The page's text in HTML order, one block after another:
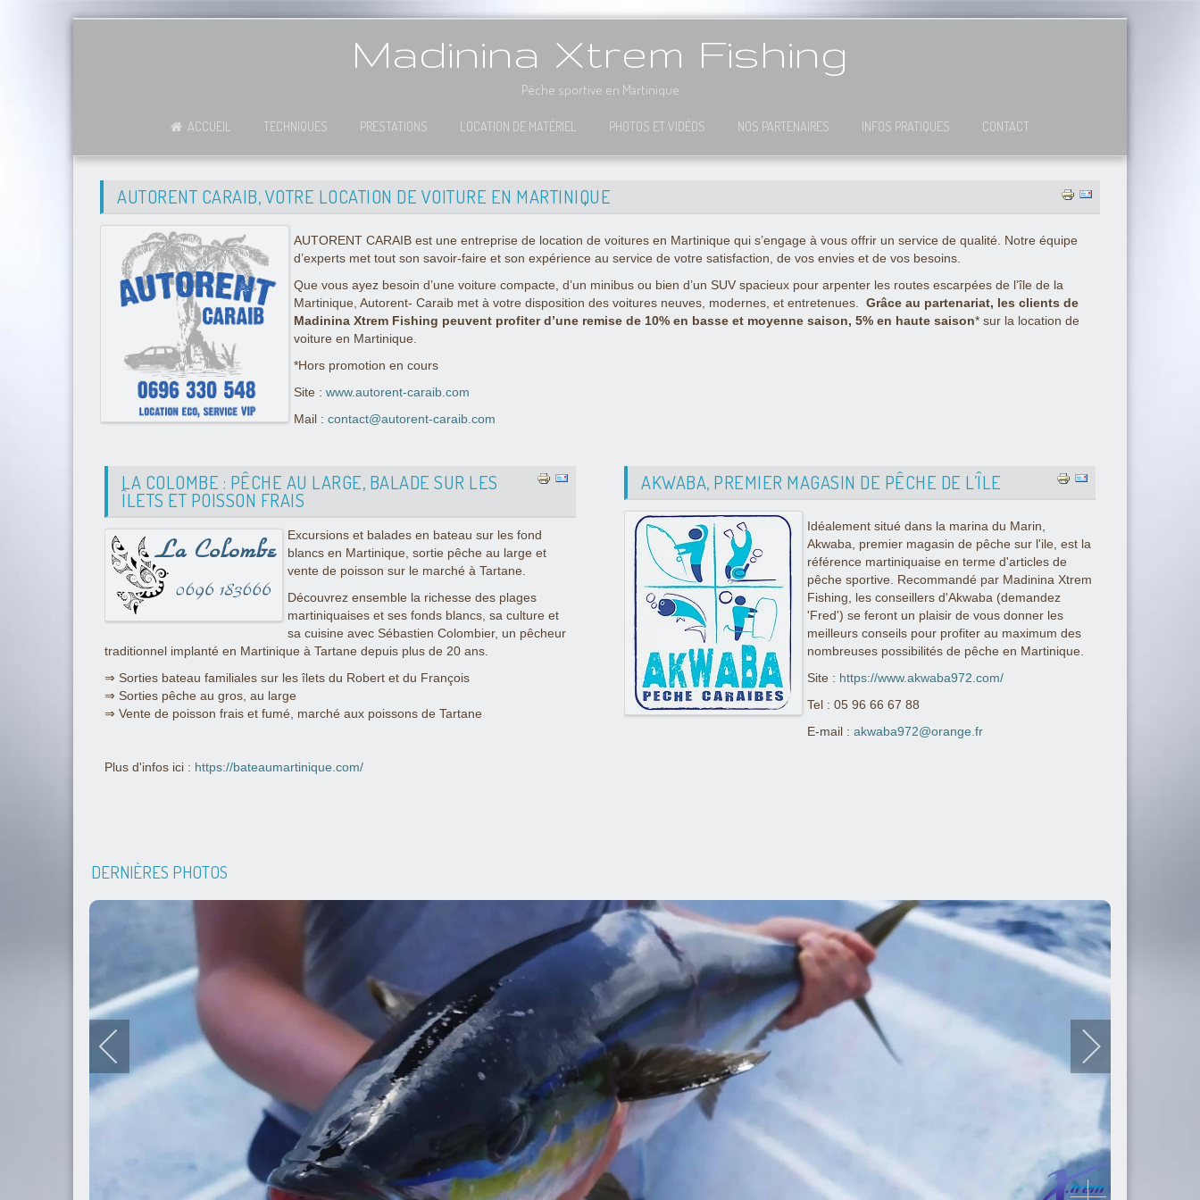
Madinina Xtrem Fishing
Pêche sportive en Martinique
ACCUEIL TECHNIQUES PRESTATIONS LOCATION DE MATÉRIEL PHOTOS ET VIDÉOS NOS PARTENAIRES INFOS PRATIQUES CONTACT
AUTORENT CARAIB, VOTRE LOCATION DE VOITURE EN MARTINIQUE
AUTORENT CARAIB est une entreprise de location de voitures en Martinique qui s’engage à vous offrir un service de qualité. Notre équipe
d’experts met tout son savoir-faire et son expérience au service de votre satisfaction, de vos envies et de vos besoins.
Que vous ayez besoin d’une voiture compacte, d’un minibus ou bien d’un SUV spacieux pour arpenter les routes escarpées de l’île de la
Martinique, Autorent- Caraib met à votre disposition des voitures neuves, modernes, et entretenues. Grâce au partenariat, les clients de
Madinina Xtrem Fishing peuvent profiter d’une remise de 10% en basse et moyenne saison, 5% en haute saison* sur la location de
voiture en Martinique.
*Hors promotion en cours
Site : www.autorent-caraib.com
Mail : contact@autorent-caraib.com
LA COLOMBE : PÊCHE AU LARGE, BALADE SUR LES
ÎLETS ET POISSON FRAIS
Excursions et balades en bateau sur les fond
blancs en Martinique, sortie pêche au large et
vente de poisson sur le marché à Tartane.
Découvrez ensemble la richesse des plages
martiniquaises et ses fonds blancs, sa culture et
sa cuisine avec Sébastien Colombier, un pêcheur
traditionnel implanté en Martinique à Tartane depuis plus de 20 ans.
⇒ Sorties bateau familiales sur les îlets du Robert et du François
⇒ Sorties pêche au gros, au large
⇒ Vente de poisson frais et fumé, marché aux poissons de Tartane
Plus d'infos ici : https://bateaumartinique.com/
AKWABA, PREMIER MAGASIN DE PÊCHE DE L’ÎLE
Idéalement situé dans la marina du Marin,
Akwaba, premier magasin de pêche sur l'ile, est la
référence martiniquaise en terme d'articles de
pêche sportive. Recommandé par Madinina Xtrem
Fishing, les conseillers d'Akwaba (demandez
'Fred') se feront un plaisir de vous donner les
meilleurs conseils pour profiter au maximum des
nombreuses possibilités de pêche en Martinique.
Site : https://www.akwaba972.com/
Tel : 05 96 66 67 88
E-mail :akwaba972@orange.fr
DERNIÈRES PHOTOS